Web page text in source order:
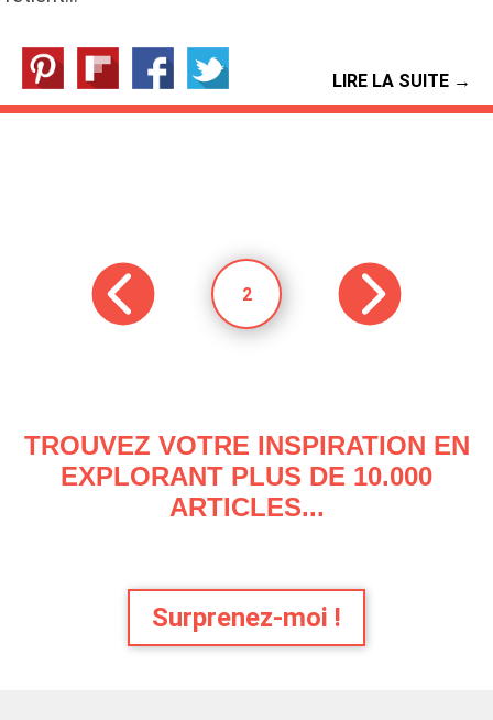
LIRE LA SUITE →
2
TROUVEZ VOTRE INSPIRATION EN
EXPLORANT PLUS DE 10.000
ARTICLES...
Surprenez-moi !